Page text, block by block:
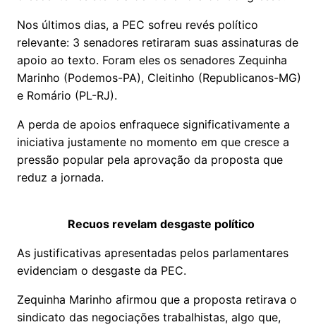
Nos últimos dias, a PEC sofreu revés político
relevante: 3 senadores retiraram suas assinaturas de
apoio ao texto. Foram eles os senadores Zequinha
Marinho (Podemos-PA), Cleitinho (Republicanos-MG)
e Romário (PL-RJ).
A perda de apoios enfraquece significativamente a
iniciativa justamente no momento em que cresce a
pressão popular pela aprovação da proposta que
reduz a jornada.
Recuos revelam desgaste político
As justificativas apresentadas pelos parlamentares
evidenciam o desgaste da PEC.
Zequinha Marinho afirmou que a proposta retirava o
sindicato das negociações trabalhistas, algo que,